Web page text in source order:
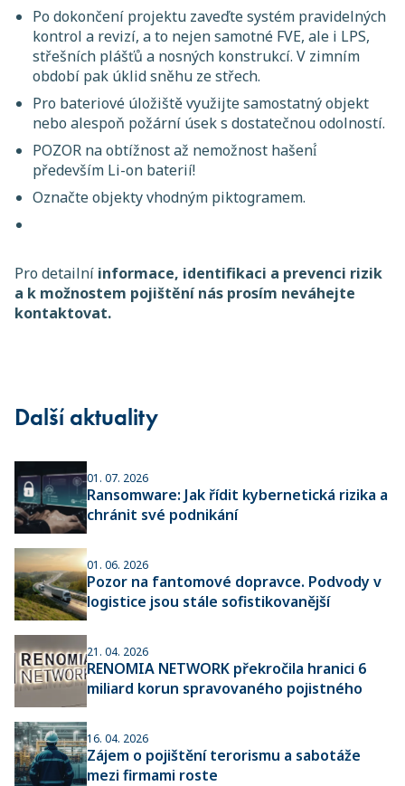
Po dokončení projektu zaveďte systém pravidelných
kontrol a revizí, a to nejen samotné FVE, ale i LPS,
střešních plášťů a nosných konstrukcí. V zimním
období pak úklid sněhu ze střech.
Pro bateriové úložiště využijte samostatný objekt
nebo alespoň požární úsek s dostatečnou odolností.
POZOR na obtížnost až nemožnost hašení́
především Li-on baterií!
Označte objekty vhodným piktogramem.
Pro detailní informace, identifikaci a prevenci rizik
a k možnostem pojištění nás prosím neváhejte
kontaktovat.
Další aktuality
01. 07. 2026
Ransomware: Jak řídit kybernetická rizika a
chránit své podnikání
01. 06. 2026
Pozor na fantomové dopravce. Podvody v
logistice jsou stále sofistikovanější
21. 04. 2026
RENOMIA NETWORK překročila hranici 6
miliard korun spravovaného pojistného
16. 04. 2026
Zájem o pojištění terorismu a sabotáže
mezi firmami roste